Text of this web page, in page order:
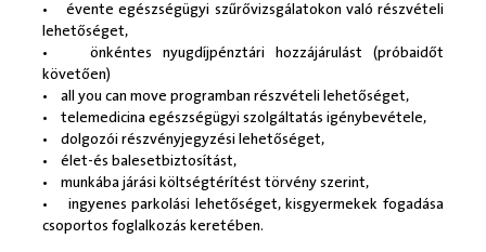
• évente egészségügyi szűrővizsgálatokon való részvételi
lehetőséget,
• önkéntes nyugdíjpénztári hozzájárulást (próbaidőt
követően)
• all you can move programban részvételi lehetőséget,
• telemedicina egészségügyi szolgáltatás igénybevétele,
• dolgozói részvényjegyzési lehetőséget,
• élet-és balesetbiztosítást,
• munkába járási költségtérítést törvény szerint,
• ingyenes parkolási lehetőséget, kisgyermekek fogadása
csoportos foglalkozás keretében.